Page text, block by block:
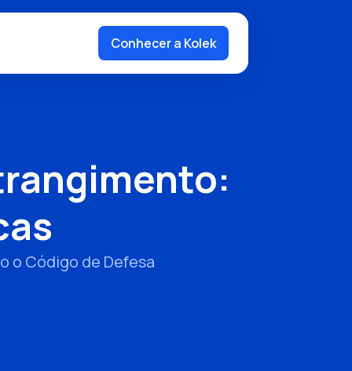
Conhecer a Kolek
o Código de Defesa